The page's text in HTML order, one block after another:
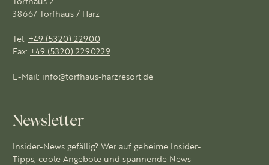
38667 Torfhaus / Harz
Tel: +49 (5320) 22900
Fax: +49 (5320) 2290229
E-Mail: info@torfhaus-harzresort.de
Newsletter
Insider-News gefällig? Wer auf geheime Insider-
Tipps, coole Angebote und spannende News